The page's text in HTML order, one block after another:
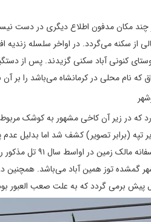
مکان مدفون اطلاع دیگری در دست
از سکنه می‌گردد. در اواخر سلسله
کنونی آباد سکنی گزیدند. پس از
که نام محلی در کرمانشاه می‌باشد را بر آن
که در زیر آن کاخی مشهور به کوشک
تپه (برابر تصویر) کشف شد اما بدلیل
ملی و عدم ممانعت
توز همین آباد می‌باشد. همچنین در